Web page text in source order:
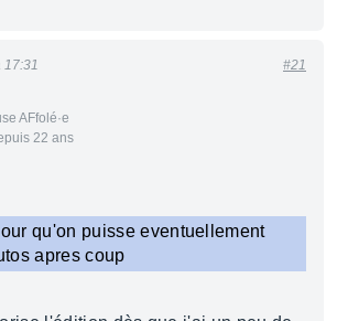
AFfolé·e
22 ans
17:31 #21
qu'on puisse eventuellement
apres coup